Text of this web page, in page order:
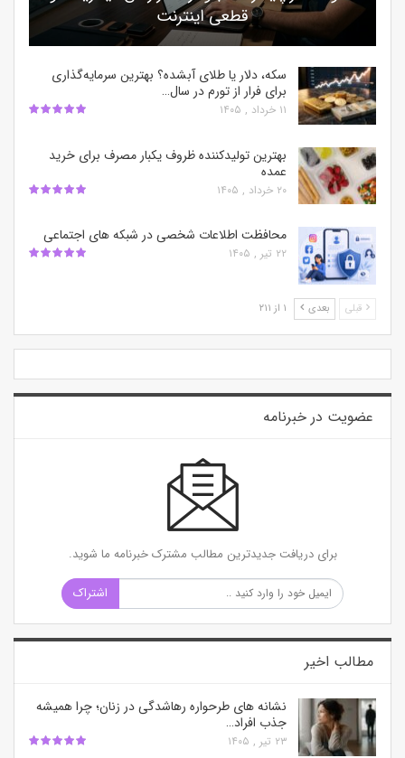
قطعی اینترنت
سکه، دلار یا طلای آبشده؟ بهترین سرمایه‌گذاری
برای فرار از تورم در سال…
۱۱ خرداد , ۱۴۰۵
بهترین تولیدکننده ظروف یکبار مصرف برای خرید
عمده
۲۰ خرداد , ۱۴۰۵
محافظت اطلاعات شخصی در شبکه‌ های اجتماعی
۲۲ تیر , ۱۴۰۵
قبلی بعدی ۱ از ۲۱۱
عضویت در خبرنامه
برای دریافت جدیدترین مطالب مشترک خبرنامه ما شوید.
اشتراک
مطالب اخیر
نشانه های طرحواره رهاشدگی در زنان؛ چرا همیشه
جذب افراد…
۲۳ تیر , ۱۴۰۵